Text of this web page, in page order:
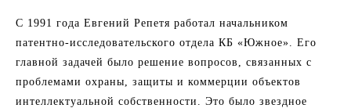
С 1991 года Евгений Репетя работал начальником
патентно-исследовательского отдела КБ «Южное». Его
главной задачей было решение вопросов, связанных с
проблемами охраны, защиты и коммерции объектов
интеллектуальной собственности. Это было звездное